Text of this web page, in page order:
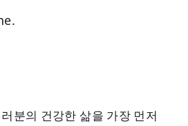
분의 건강한 삶을 가장 먼저